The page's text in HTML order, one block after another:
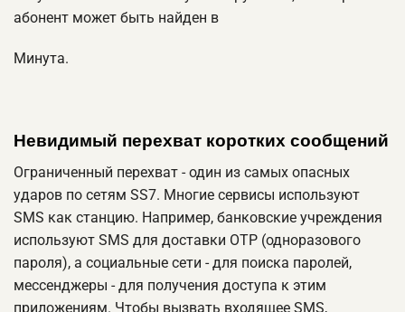
абонент может быть найден в
Минута.
Невидимый перехват коротких сообщений
Ограниченный перехват - один из самых опасных
ударов по сетям SS7. Многие сервисы используют
SMS как станцию. Например, банковские учреждения
используют SMS для доставки OTP (одноразового
пароля), а социальные сети - для поиска паролей,
мессенджеры - для получения доступа к этим
приложениям. Чтобы вызвать входящее SMS,